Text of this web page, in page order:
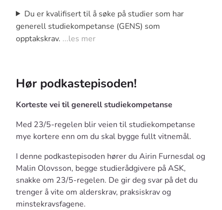
Du er kvalifisert til å søke på studier som har
generell studiekompetanse (GENS) som
opptakskrav. ...les mer
Hør podkastepisoden!
Korteste vei til generell studiekompetanse
Med 23/5-regelen blir veien til studiekompetanse
mye kortere enn om du skal bygge fullt vitnemål.
I denne podkastepisoden hører du Airin Furnesdal og
Malin Olovsson, begge studierådgivere på ASK,
snakke om 23/5-regelen. De gir deg svar på det du
trenger å vite om alderskrav, praksiskrav og
minstekravsfagene.